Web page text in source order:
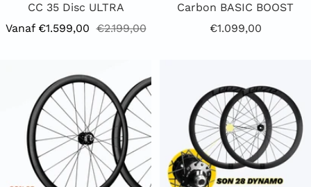
CC 35 Disc ULTRA
Aanbiedingsprijs
Vanaf €1.599,00 Reguliere
€2.199,00
Carbon BASIC BOOST
Aanbiedingsprijs
€1.099,00